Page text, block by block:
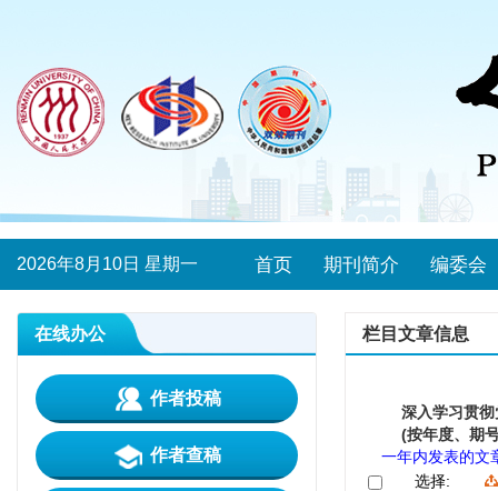
2026年8月10日 星期一 首页 期刊简介 编委会
在线办公
作者投稿
作者查稿
栏目文章信息
深入学习贯
(按年度、期
一年内发表的文
选择: